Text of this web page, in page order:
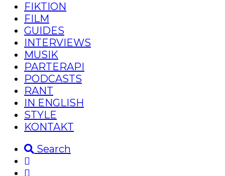
FIKTION
FILM
GUIDES
INTERVIEWS
MUSIK
PARTERAPI
PODCASTS
RANT
IN ENGLISH
STYLE
KONTAKT
Search